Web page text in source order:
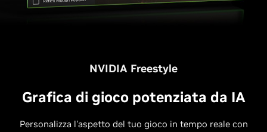
NVIDIA Freestyle
Grafica di gioco potenziata da IA
Personalizza l'aspetto del tuo gioco in tempo reale con